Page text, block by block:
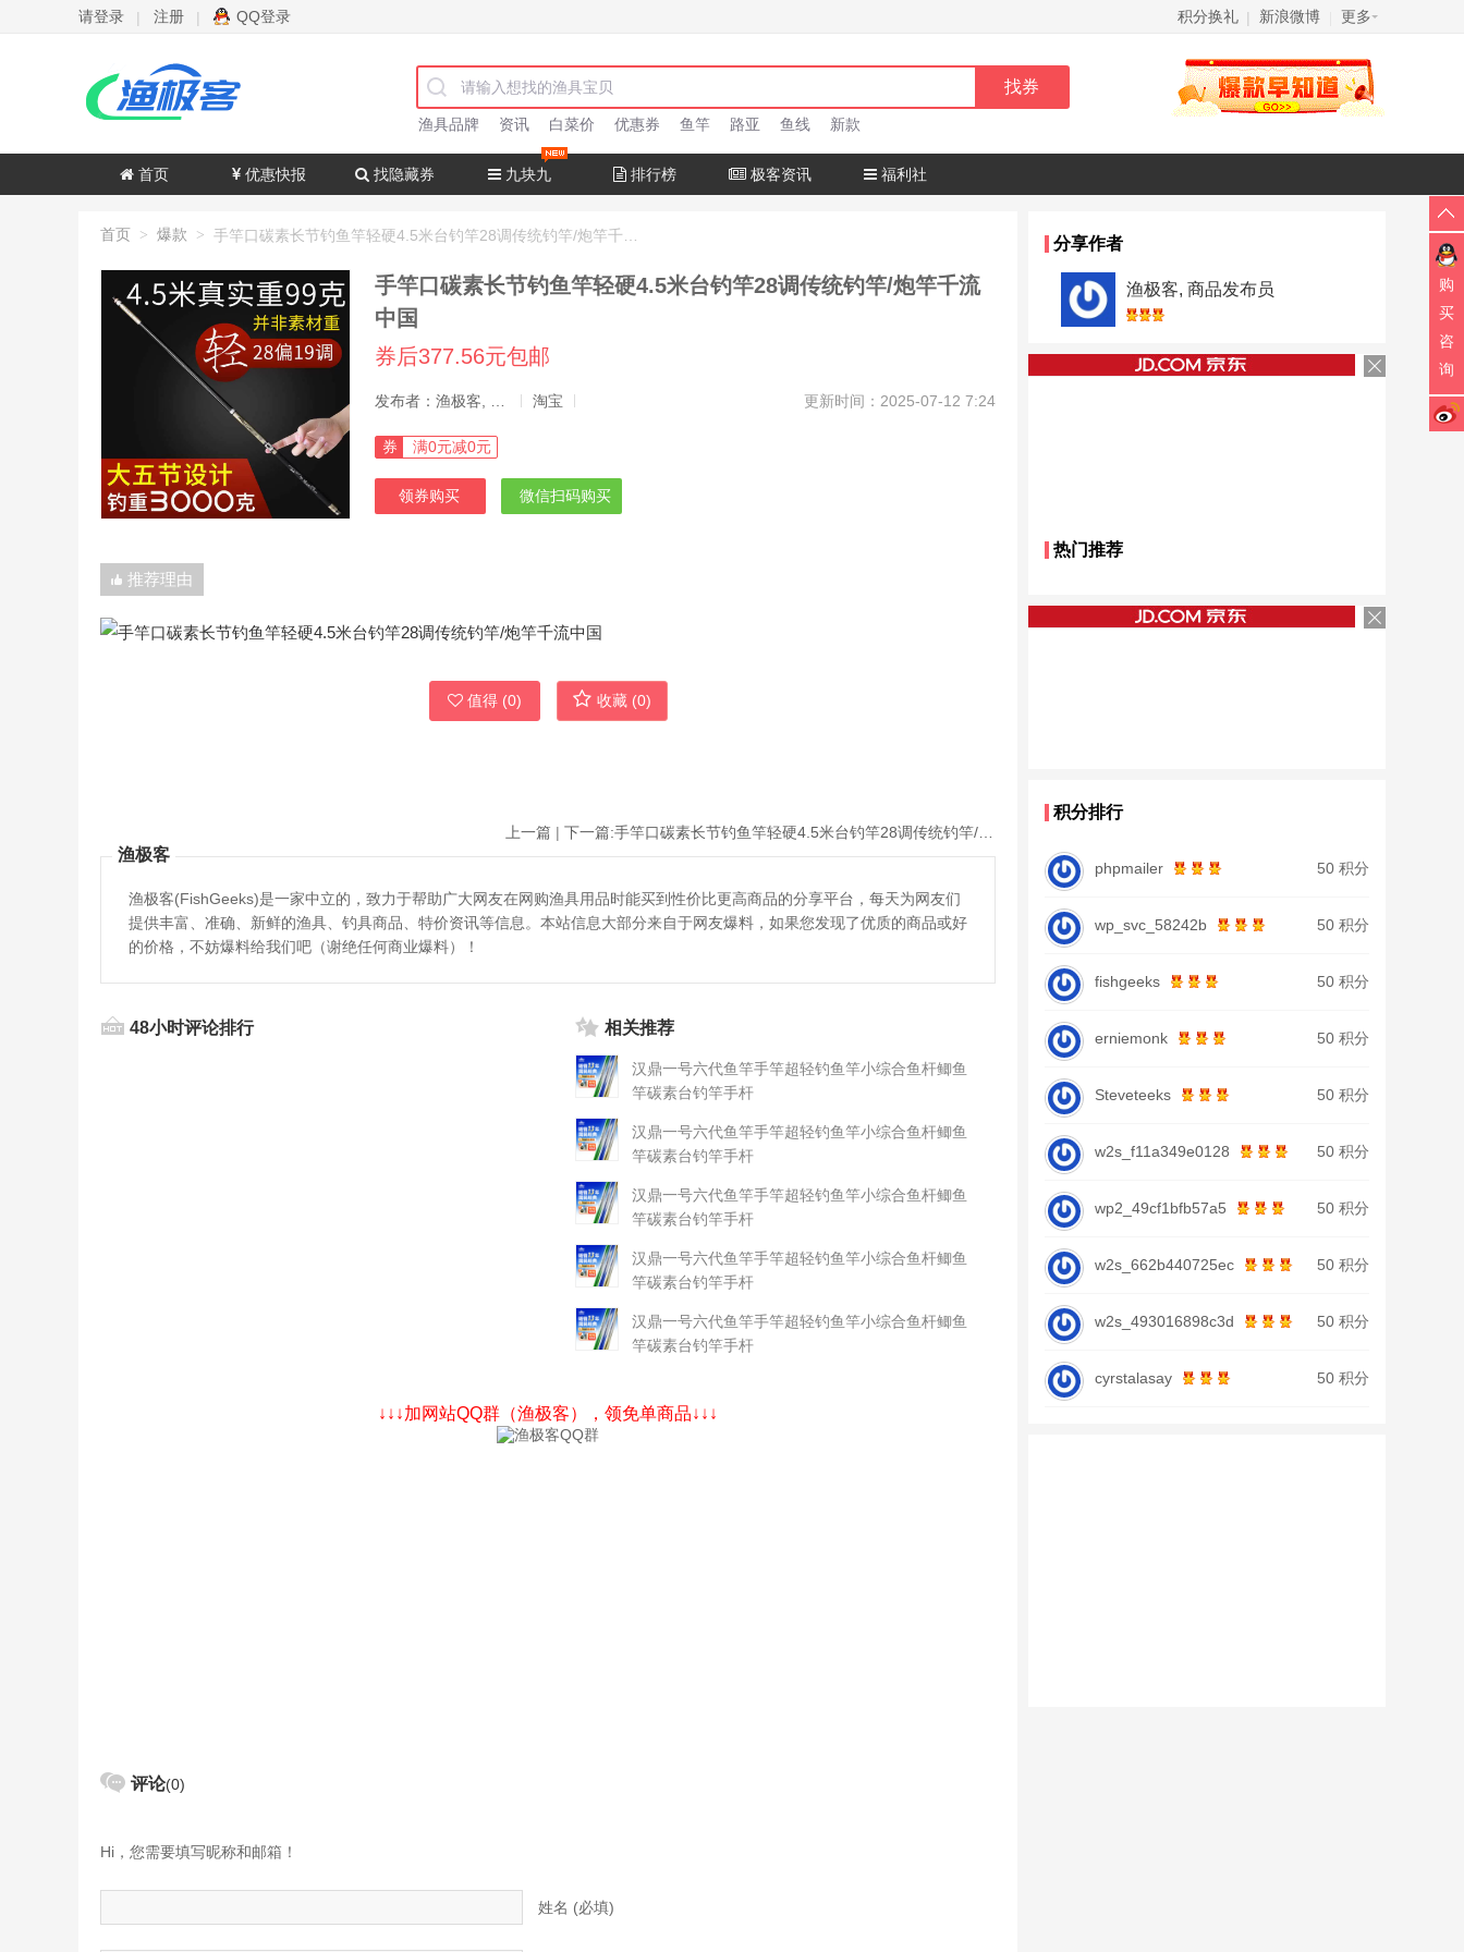
请登录 | 注册 | QQ登录 积分换礼 | 新浪微博 更多
渔具品牌 资讯 白菜价 优惠券 鱼竿 路亚 鱼线 新款
首页 优惠快报 找隐藏券 九块九 排行榜 极客资讯 福利社
首页 > 爆款 >
手竿口碳素长节钓鱼竿轻硬4.5米台钓竿28调传统钓竿/炮竿千流
中国
券后377.56元包邮
淘宝 更新时间：2025-07-12 7:24
券 满0元减0元
领券购买 微信扫码购买
推荐理由
值得 (0) 收藏 (0)
上一篇 | 下一篇:
渔极客
渔极客(FishGeeks)是一家中立的，致力于帮助广大网友在网购渔具用品时能买到性价比更高商品的分享平台，每天为网友们
提供丰富、准确、新鲜的渔具、钓具商品、特价资讯等信息。本站信息大部分来自于网友爆料，如果您发现了优质的商品或好
的价格，不妨爆料给我们吧（谢绝任何商业爆料）！
48小时评论排行 相关推荐
汉鼎一号六代鱼竿手竿超轻钓鱼竿小综合鱼杆鲫鱼
竿碳素台钓竿手杆
汉鼎一号六代鱼竿手竿超轻钓鱼竿小综合鱼杆鲫鱼
竿碳素台钓竿手杆
汉鼎一号六代鱼竿手竿超轻钓鱼竿小综合鱼杆鲫鱼
竿碳素台钓竿手杆
汉鼎一号六代鱼竿手竿超轻钓鱼竿小综合鱼杆鲫鱼
竿碳素台钓竿手杆
汉鼎一号六代鱼竿手竿超轻钓鱼竿小综合鱼杆鲫鱼
竿碳素台钓竿手杆
↓↓↓加网站QQ群（渔极客），领免单商品↓↓↓
评论(0)
Hi，您需要填写昵称和邮箱！
姓名 (必填)
分享作者
渔极客, 商品发布员
热门推荐
积分排行
phpmailer 50 积分
wp_svc_58242b 50 积分
fishgeeks 50 积分
erniemonk 50 积分
Steveteeks 50 积分
w2s_f11a349e0128 50 积分
wp2_49cf1bfb57a5 50 积分
w2s_662b440725ec 50 积分
w2s_493016898c3d 50 积分
cyrstalasay 50 积分
购
买
咨
询